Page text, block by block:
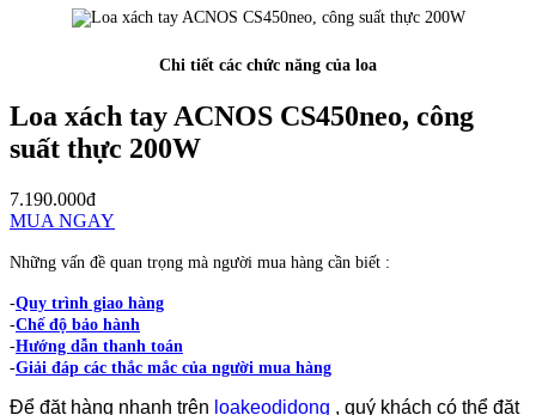
Chi tiết các chức năng của loa
Loa xách tay ACNOS CS450neo, công
suất thực 200W
7.190.000đ
MUA NGAY
Những vấn đề quan trọng mà người mua hàng cần biết :
-Quy trình giao hàng
-Chế độ bảo hành
-Hướng dẫn thanh toán
-Giải đáp các thắc mắc của người mua hàng
Để đặt hàng nhanh trên loakeodidong , quý khách có thể đặt